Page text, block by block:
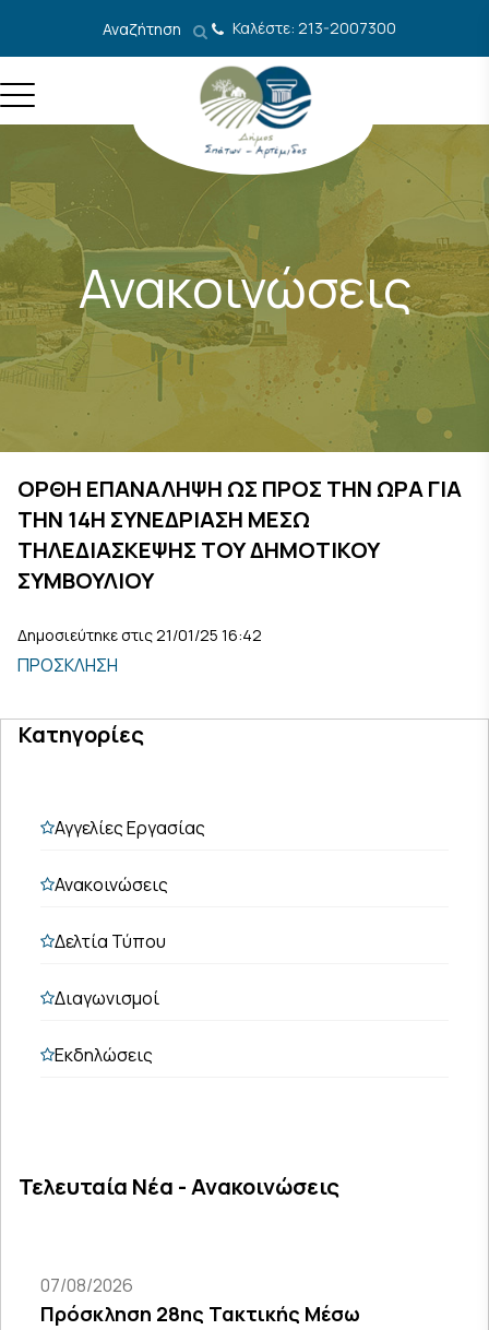
Αναζήτηση Καλέστε: 213-2007300
Ανακοινώσεις
ΟΡΘΗ ΕΠΑΝΑΛΗΨΗ ΩΣ ΠΡΟΣ ΤΗΝ ΩΡΑ ΓΙΑ
ΤΗΝ 14Η ΣΥΝΕΔΡΙΑΣΗ ΜΕΣΩ
ΤΗΛΕΔΙΑΣΚΕΨΗΣ ΤΟΥ ΔΗΜΟΤΙΚΟΥ
ΣΥΜΒΟΥΛΙΟΥ
Δημοσιεύτηκε στις 21/01/25 16:42
ΠΡΟΣΚΛΗΣΗ
Κατηγορίες
Αγγελίες Εργασίας
Ανακοινώσεις
Δελτία Τύπου
Διαγωνισμοί
Εκδηλώσεις
Τελευταία Νέα - Ανακοινώσεις
07/08/2026
Πρόσκληση 28ης Τακτικής Μέσω